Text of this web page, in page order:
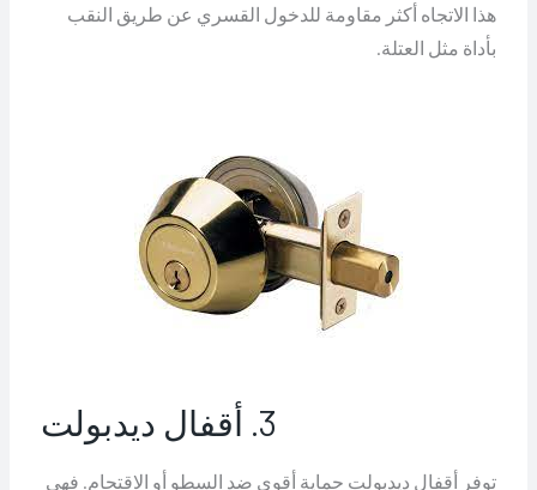
هذا الاتجاه أكثر مقاومة للدخول القسري عن طريق النقب
بأداة مثل العتلة.
3. أقفال ديدبولت
توفر أقفال ديدبولت حماية أقوى ضد السطو أو الاقتحام. فهي